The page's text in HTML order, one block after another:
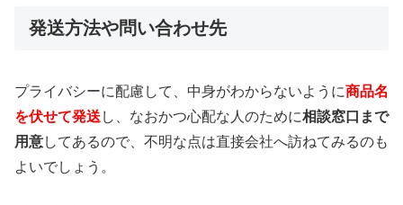
発送方法や問い合わせ先
プライバシーに配慮して、中身がわからないように商品名
を伏せて発送し、なおかつ心配な人のために相談窓口まで
用意してあるので、不明な点は直接会社へ訪ねてみるのも
よいでしょう。